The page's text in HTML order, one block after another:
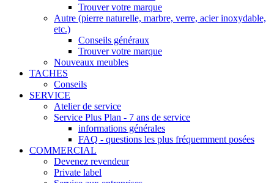
Trouver votre marque
Autre (pierre naturelle, marbre, verre, acier inoxydable,
etc.)
Conseils généraux
Trouver votre marque
Nouveaux meubles
TACHES
Conseils
SERVICE
Atelier de service
Service Plus Plan - 7 ans de service
informations générales
FAQ - questions les plus fréquemment posées
COMMERCIAL
Devenez revendeur
Private label